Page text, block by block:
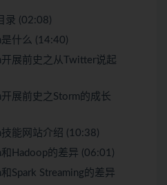
录 (02:08)
什么 (14:40)
展前史之从Twitter说起
展前史之Storm的成长
能网站介绍 (10:38)
Hadoop的差异 (06:01)
Spark Streaming的差异